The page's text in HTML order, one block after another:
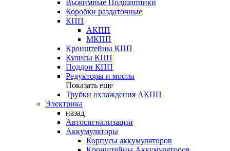
Выжимные Подшипники
Коробки раздаточные
КПП
АКПП
МКПП
Кронштейны КПП
Кулисы КПП
Поддон КПП
Редукторы и мосты
Показать еще
Трубки охлаждения АКПП
Электрика
назад
Автосигнализации
Аккумуляторы
Корпусы аккумуляторов